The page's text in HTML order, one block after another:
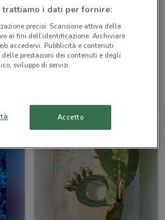
Scade il 31/10
i dati per fornire:
precisi. Scansione attiva delle
ai fini dell’identificazione. Archiviare
o accedervi. Pubblicità e contenuti
prestazioni dei contenuti e degli
sviluppo di servizi.
Accetto